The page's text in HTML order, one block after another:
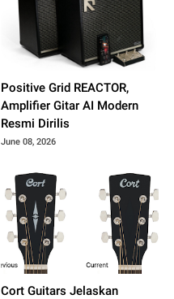
Positive Grid REACTOR,
Amplifier Gitar AI Modern
Resmi Dirilis
June 08, 2026
Cort Guitars Jelaskan